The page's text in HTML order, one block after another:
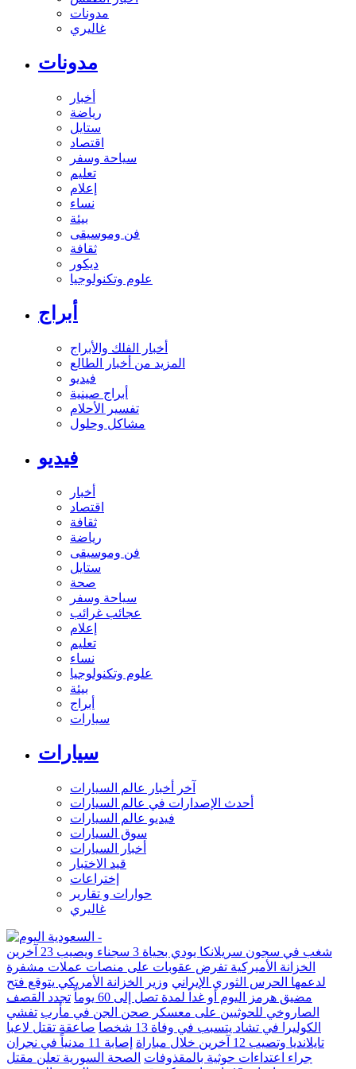
مدونات
غاليري
مدونات
أخبار
رياضة
ستايل
اقتصاد
سياحة وسفر
تعليم
إعلام
نساء
بيئة
فن وموسيقى
ثقافة
ديكور
علوم وتكنولوجيا
أبراج
أخبار الفلك والأبراج
المزيد من أخبار الطالع
فيديو
أبراج صينية
تفسير الأحلام
مشاكل وحلول
فيديو
أخبار
اقتصاد
ثقافة
رياضة
فن وموسيقى
ستايل
صحة
سياحة وسفر
عجائب غرائب
إعلام
تعليم
نساء
علوم وتكنولوجيا
بيئة
أبراج
سيارات
سيارات
آخر أخبار عالم السيارات
أحدث الإصدارات في عالم السيارات
فيديو عالم السيارات
سوق السيارات
أخبار السيارات
قيد الاختبار
إختراعات
حوارات و تقارير
غاليري
شغب في سجون سريلانكا يودي بحياة 3 سجناء ويصيب 23 آخرين
الخزانة الأميركية تفرض عقوبات على منصات عملات مشفرة
لدعمها الحرس الثوري الإيراني وزير الخزانة الأمريكي يتوقع فتح
مضيق هرمز اليوم أو غداً لمدة تصل إلى 60 يوماً
تجدد القصف
الصاروخي للحوثيين على معسكر صحن الجن في مأرب تفشي
الكوليرا في تشاد يتسبب في وفاة 13 شخصا
صاعقة تقتل لاعبا
تايلانديا وتصيب 12 آخرين خلال مباراة
إصابة 11 مدنياً في نجران
جراء اعتداءات حوثية بالمقذوفات الصحة السورية تعلن مقتل